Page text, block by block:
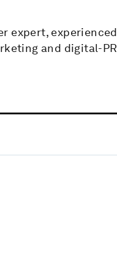
expert,
and digital-